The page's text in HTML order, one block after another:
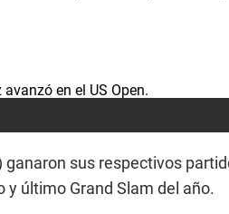
ganaron sus respectivos
y último Grand Slam del año.